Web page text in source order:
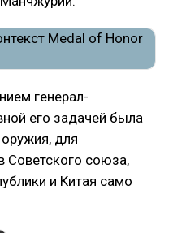
генерал-
его задачей была
для
Советского союза,
и Китая само